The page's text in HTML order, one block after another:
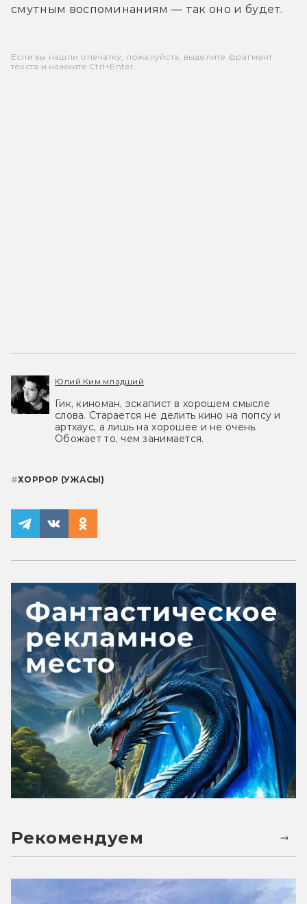
смутным воспоминаниям — так оно и будет.
Если вы нашли опечатку, пожалуйста, выделите фрагмент
текста и нажмите Ctrl+Enter.
Юлий Ким младший
Гик, киноман, эскапист в хорошем смысле
слова. Старается не делить кино на попсу и
артхаус, а лишь на хорошее и не очень.
Обожает то, чем занимается.
#ХОРРОР (УЖАСЫ)
Рекомендуем